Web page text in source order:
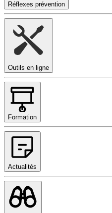
Réflexes prévention
Outils en ligne
Formation
Actualités